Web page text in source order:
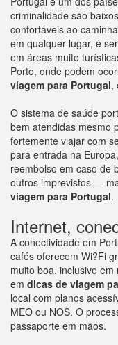
criminalidade são
confortáveis ao
em qualquer lugar, é
em áreas muito
Porto, onde podem
viagem para Portugal,
O sistema de saúde
bem atendidas mesmo
fortemente viajar com
para entrada na
reembolso em caso de
outros imprevistos —
viagem para Portugal.
Internet,
A conectividade em
cafés oferecem Wi?Fi
muito boa, inclusive
em dicas de viagem
local com planos
MEO ou NOS. O
passaporte em mãos.